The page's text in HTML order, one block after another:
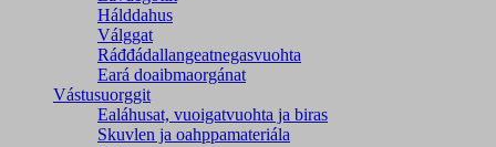
Hálddahus
Válggat
Ráđđádallangeatnegas­vuohta
Eará doaibmaorgánat
Vástusuorggit
Ealáhusat, vuoigatvuohta ja biras
Skuvlen ja oahppamateriála